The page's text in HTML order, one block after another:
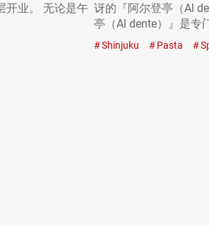
开业。 无论是午 讶的『阿尔登亭（Al
亭（Al dente）』是专
Shinjuku Pasta